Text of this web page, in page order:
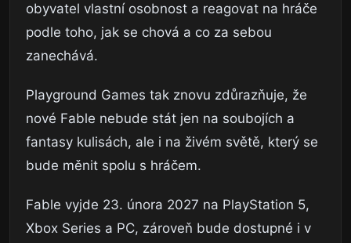
obyvatel vlastní osobnost a reagovat na hráče
podle toho, jak se chová a co za sebou
zanechává.
Playground Games tak znovu zdůrazňuje, že
nové Fable nebude stát jen na soubojích a
fantasy kulisách, ale i na živém světě, který se
bude měnit spolu s hráčem.
Fable vyjde 23. února 2027 na PlayStation 5,
Xbox Series a PC, zároveň bude dostupné i v